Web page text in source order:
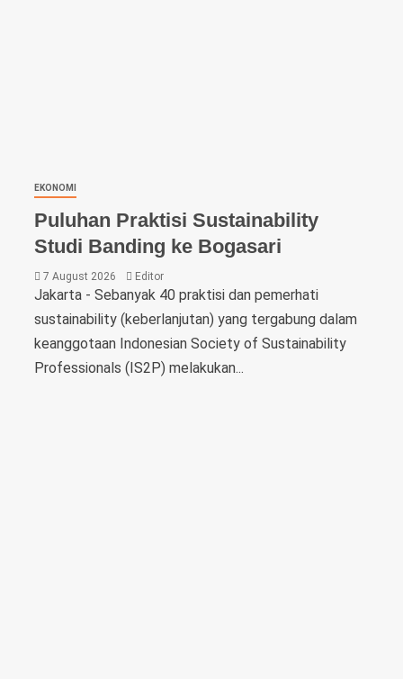
EKONOMI
Puluhan Praktisi Sustainability
Studi Banding ke Bogasari
7 August 2026 Editor
Jakarta - Sebanyak 40 praktisi dan pemerhati
sustainability (keberlanjutan) yang tergabung dalam
keanggotaan Indonesian Society of Sustainability
Professionals (IS2P) melakukan...